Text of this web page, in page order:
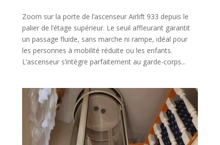
Zoom sur la porte de l’ascenseur Airlift 933 depuis le
palier de l’étage supérieur. Le seuil affleurant garantit
un passage fluide, sans marche ni rampe, idéal pour
les personnes à mobilité réduite ou les enfants.
L’ascenseur s’intègre parfaitement au garde-corps...